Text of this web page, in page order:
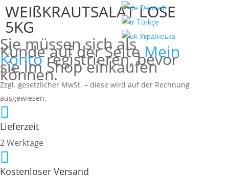
Deutsch
Türkçe
Українська
WEIßKRAUTSALAT LOSE
5KG
Sie müssen sich als
Kunde auf der SeiteMein
Kontoregistrieren, bevor
sie im Shop einkaufen
können.
Zzgl. gesetzlicher MwSt. – diese wird auf der Rechnung
ausgewiesen.

Lieferzeit
2 Werktage

Kostenloser Versand